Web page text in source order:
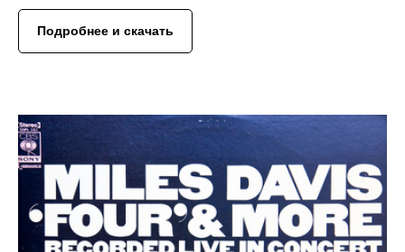
Подробнее и скачать